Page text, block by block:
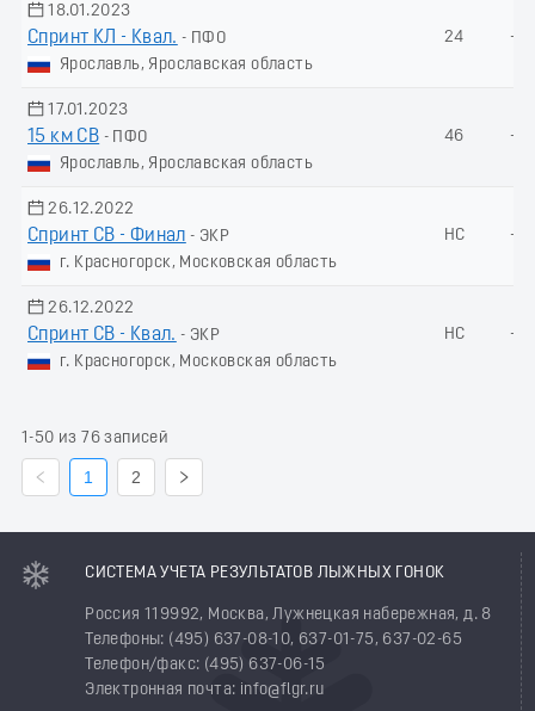
18.01.2023
Спринт КЛ - Квал. - ПФО
Ярославль, Ярославская область
24 -
17.01.2023
15 км СВ - ПФО
Ярославль, Ярославская область
46 -
26.12.2022
Спринт СВ - Финал - ЭКР
г. Красногорск, Московская область
НС -
26.12.2022
Спринт СВ - Квал. - ЭКР
г. Красногорск, Московская область
НС -
1-50 из 76 записей
1 2
СИСТЕМА УЧЕТА РЕЗУЛЬТАТОВ ЛЫЖНЫХ ГОНОК
Россия 119992, Москва, Лужнецкая набережная, д. 8
Телефоны: (495) 637-08-10, 637-01-75, 637-02-65
Телефон/факс: (495) 637-06-15
Электронная почта: info@flgr.ru